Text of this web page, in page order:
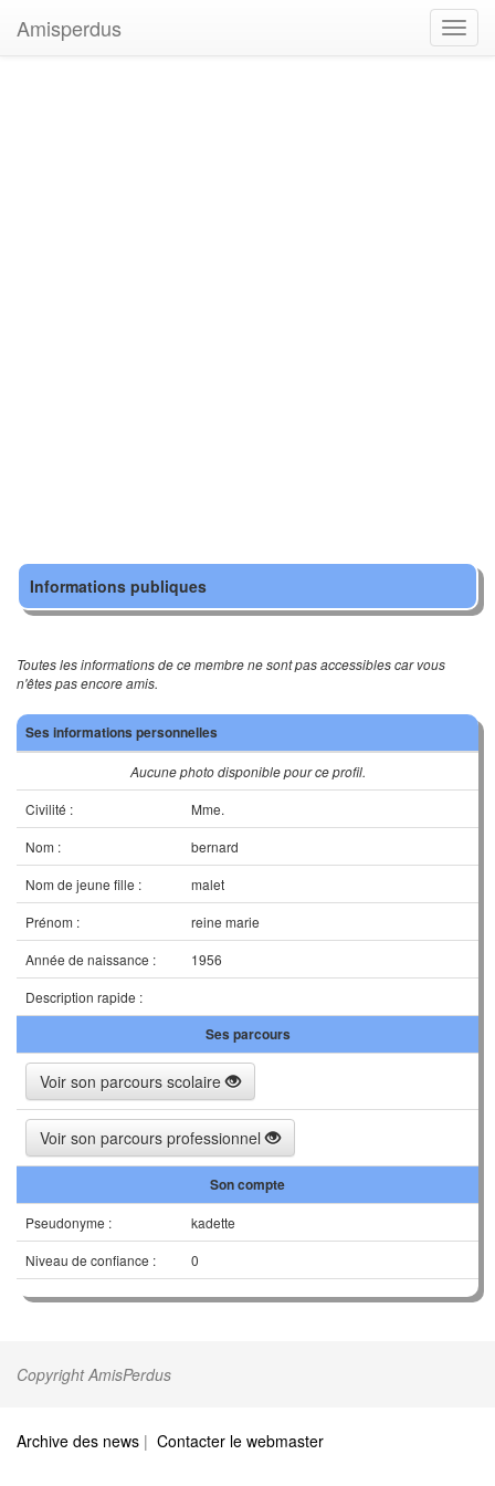
Amisperdus
Informations publiques
Toutes les informations de ce membre ne sont pas accessibles car vous
n'êtes pas encore amis.
Ses informations personnelles
Aucune photo disponible pour ce profil.
Civilité :
Mme.
Nom :
bernard
Nom de jeune fille :
malet
Prénom :
reine marie
Année de naissance :
1956
Description rapide :
Ses parcours
Voir son parcours scolaire
Voir son parcours professionnel
Son compte
Pseudonyme :
kadette
Niveau de confiance :
0
Copyright AmisPerdus
Archive des news | Contacter le webmaster